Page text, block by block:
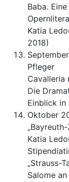
Baba.
Katia
2018)
Pfleger
Cavalleria
Die
Einblick in
Oktober
Katia
„Strauss-
Salome